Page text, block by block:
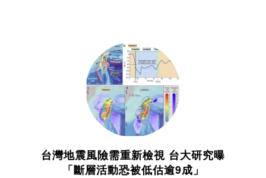
台灣地震風險需重新檢視 台大研究曝
「斷層活動恐被低估逾9成」